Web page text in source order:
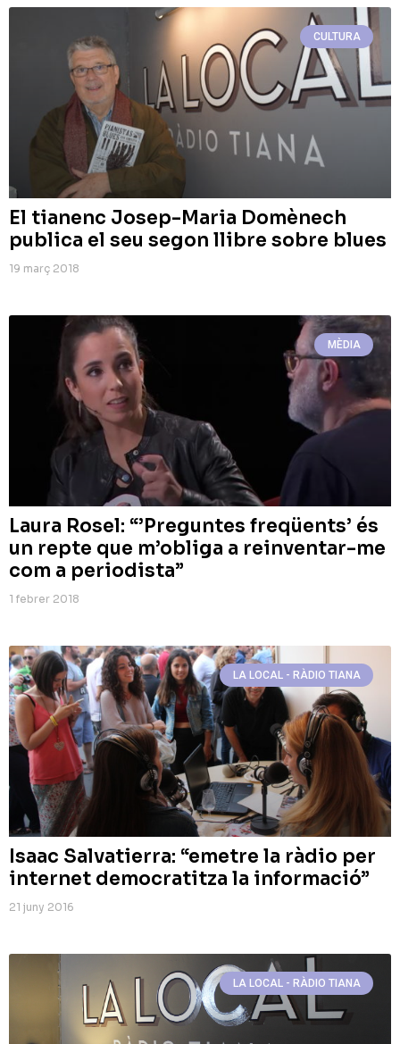
CULTURA
El tianenc Josep-Maria Domènech
publica el seu segon llibre sobre blues
19 març 2018
MÈDIA
Laura Rosel: “’Preguntes freqüents’ és
un repte que m’obliga a reinventar-me
com a periodista”
1 febrer 2018
LA LOCAL - RÀDIO TIANA
Isaac Salvatierra: “emetre la ràdio per
internet democratitza la informació”
21 juny 2016
LA LOCAL - RÀDIO TIANA